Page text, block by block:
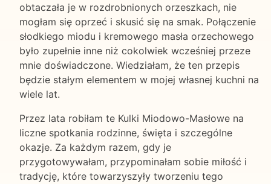
obtaczała je w rozdrobnionych orzeszkach, nie
mogłam się oprzeć i skusić się na smak. Połączenie
słodkiego miodu i kremowego masła orzechowego
było zupełnie inne niż cokolwiek wcześniej przeze
mnie doświadczone. Wiedziałam, że ten przepis
będzie stałym elementem w mojej własnej kuchni na
wiele lat.
Przez lata robiłam te Kulki Miodowo-Masłowe na
liczne spotkania rodzinne, święta i szczególne
okazje. Za każdym razem, gdy je
przygotowywałam, przypominałam sobie miłość i
tradycję, które towarzyszyły tworzeniu tego